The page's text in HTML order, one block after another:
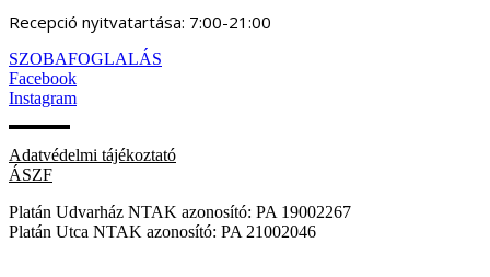
Recepció nyitvatartása: 7:00-21:00
SZOBAFOGLALÁS
Facebook
Instagram
Adatvédelmi tájékoztató
ÁSZF
Platán Udvarház NTAK azonosító: PA 19002267
Platán Utca NTAK azonosító: PA 21002046